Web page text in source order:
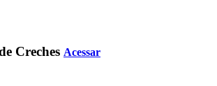
Creches Acessar